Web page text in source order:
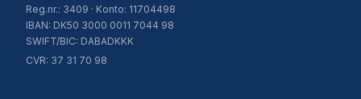
Reg.nr.: 3409 · Konto: 11704498
IBAN: DK50 3000 0011 7044 98
SWIFT/BIC: DABADKKK
CVR: 37 31 70 98